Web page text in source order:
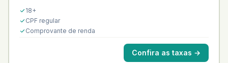
18+
CPF regular
Comprovante de renda
Confira as taxas →